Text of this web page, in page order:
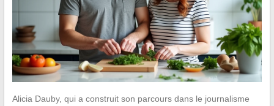
Alicia Dauby, qui a construit son parcours dans le journalisme